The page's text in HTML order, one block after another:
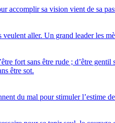
accomplir sa vision vient de sa
aller. Un grand leader les
fort sans être rude ; d’être
être sot.
du mal pour stimuler l’estime